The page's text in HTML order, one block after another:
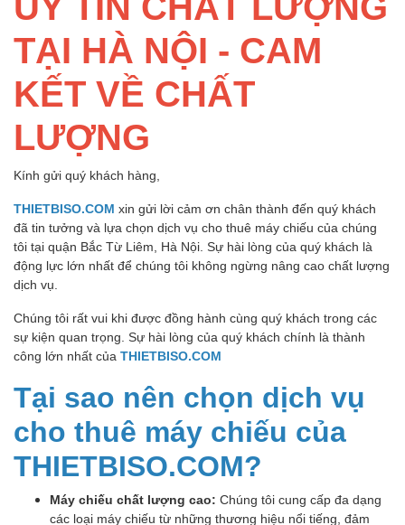
TẠI HÀ NỘI - CAM
KẾT VỀ CHẤT
LƯỢNG
Kính gửi quý khách hàng,
THIETBISO.COM xin gửi lời cảm ơn chân thành đến quý khách
đã tin tưởng và lựa chọn dịch vụ cho thuê máy chiếu của chúng
tôi tại quận Bắc Từ Liêm, Hà Nội. Sự hài lòng của quý khách là
động lực lớn nhất để chúng tôi không ngừng nâng cao chất lượng
dịch vụ.
Chúng tôi rất vui khi được đồng hành cùng quý khách trong các
sự kiện quan trọng. Sự hài lòng của quý khách chính là thành
công lớn nhất của THIETBISO.COM
Tại sao nên chọn dịch vụ
cho thuê máy chiếu của
THIETBISO.COM?
Máy chiếu chất lượng cao: Chúng tôi cung cấp đa dạng
các loại máy chiếu từ những thương hiệu nổi tiếng, đảm